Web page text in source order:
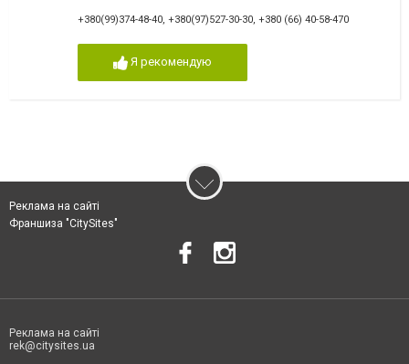
+380(99)374-48-40, +380(97)527-30-30, +380 (66) 40-58-470
Я рекомендую
Реклама на сайті
Франшиза "CitySites"
Реклама на сайті
rek@citysites.ua